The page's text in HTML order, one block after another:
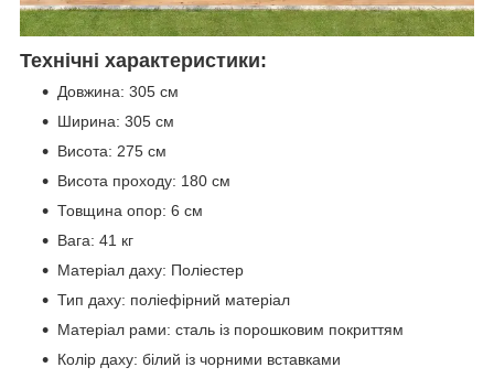
Технічні характеристики:
Довжина: 305 см
Ширина: 305 см
Висота: 275 см
Висота проходу: 180 см
Товщина опор: 6 см
Вага: 41 кг
Матеріал даху: Поліестер
Тип даху: поліефірний матеріал
Матеріал рами: сталь із порошковим покриттям
Колір даху: білий із чорними вставками